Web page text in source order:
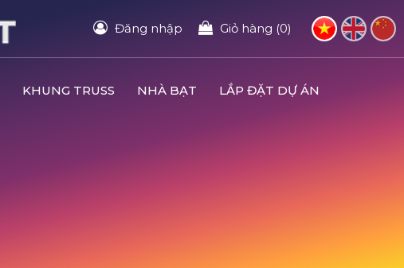
Đăng nhập Giỏ hàng (0)
KHUNG TRUSS NHÀ BẠT
LẮP ĐẶT DỰ ÁN